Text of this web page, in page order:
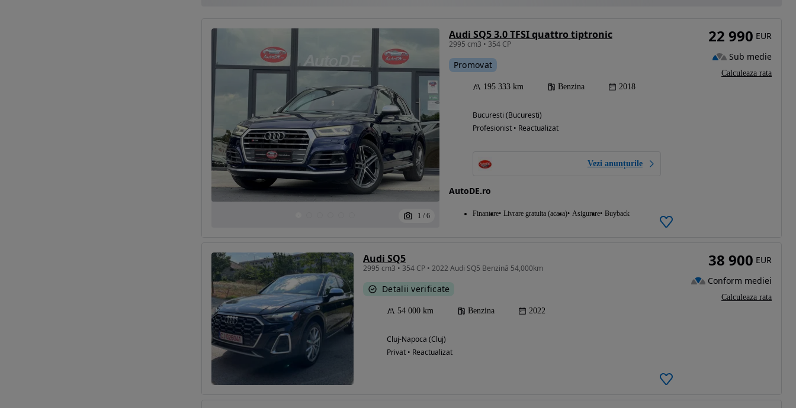
1 / 6
Audi SQ5 3.0 TFSI quattro tiptronic
2995 cm3 • 354 CP
Promovat
195 333 km Benzina 2018
Bucuresti (Bucuresti)
Profesionist • Reactualizat
Vezi anunțurile
AutoDE.ro
Finantare Livrare gratuita (acasa) Asigurare Buyback
22 990 EUR
Sub medie
Calculeaza rata
Audi SQ5
2995 cm3 • 354 CP • 2022 Audi SQ5 Benzină 54,000km
Detalii verificate
54 000 km Benzina 2022
Cluj-Napoca (Cluj)
Privat • Reactualizat
38 900 EUR
Conform mediei
Calculeaza rata